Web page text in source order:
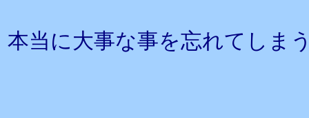
本当に大事な事を忘れてしま